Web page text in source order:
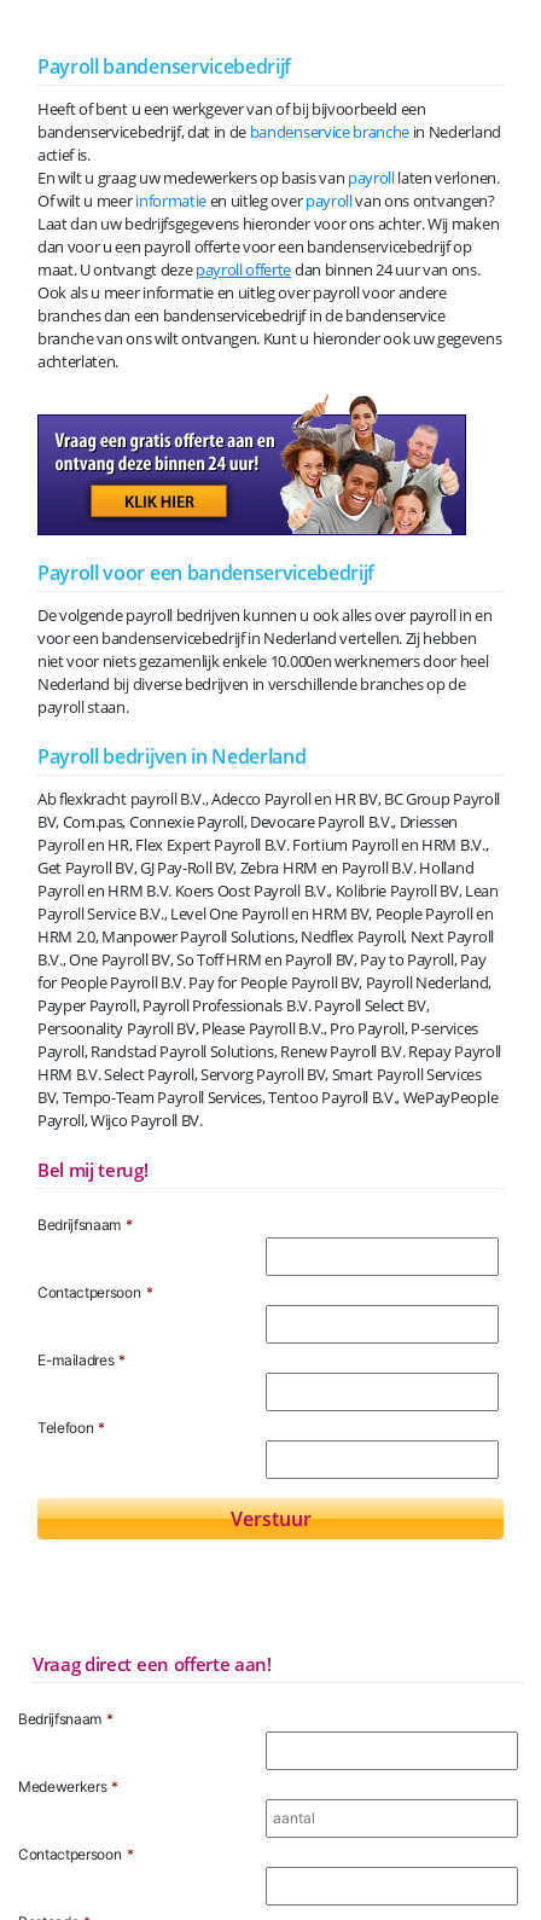
Payroll bandenservicebedrijf
Heeft of bent u een werkgever van of bij bijvoorbeeld een
bandenservicebedrijf, dat in de bandenservice branche in Nederland
actief is.
En wilt u graag uw medewerkers op basis van payrolllaten verlonen.
Of wilt u meerinformatieen uitleg overpayrollvan ons ontvangen?
Laat dan uw bedrijfsgegevens hieronder voor ons achter. Wij maken
dan voor u een payroll offerte voor een bandenservicebedrijf op
maat. U ontvangt dezepayroll offertedan binnen 24 uur van ons.
Ook als u meer informatie en uitleg over payroll voor andere
branches dan een bandenservicebedrijf in de bandenservice
branche van ons wilt ontvangen. Kunt u hieronder ook uw gegevens
achterlaten.
Payroll voor een bandenservicebedrijf
De volgende payroll bedrijven kunnen u ook alles over payroll in en
voor een bandenservicebedrijf in Nederland vertellen. Zij hebben
niet voor niets gezamenlijk enkele 10.000en werknemers door heel
Nederland bij diverse bedrijven in verschillende branches op de
payroll staan.
Payroll bedrijven in Nederland
Ab flexkracht payroll B.V., Adecco Payroll en HR BV, BC Group Payroll
BV, Com.pas, Connexie Payroll, Devocare Payroll B.V., Driessen
Payroll en HR, Flex Expert Payroll B.V. Fortium Payroll en HRM B.V.,
Get Payroll BV, GJ Pay-Roll BV, Zebra HRM en Payroll B.V. Holland
Payroll en HRM B.V. Koers Oost Payroll B.V., Kolibrie Payroll BV, Lean
Payroll Service B.V., Level One Payroll en HRM BV, People Payroll en
HRM 2.0, Manpower Payroll Solutions, Nedflex Payroll, Next Payroll
B.V., One Payroll BV, So Toff HRM en Payroll BV, Pay to Payroll, Pay
for People Payroll B.V. Pay for People Payroll BV, Payroll Nederland,
Payper Payroll, Payroll Professionals B.V. Payroll Select BV,
Persoonality Payroll BV, Please Payroll B.V., Pro Payroll, P-services
Payroll, Randstad Payroll Solutions, Renew Payroll B.V. Repay Payroll
HRM B.V. Select Payroll, Servorg Payroll BV, Smart Payroll Services
BV, Tempo-Team Payroll Services, Tentoo Payroll B.V., WePayPeople
Payroll, Wijco Payroll BV.
Bel mij terug!
Bedrijfsnaam *
Contactpersoon *
E-mailadres *
Telefoon *
Vraag direct een offerte aan!
Bedrijfsnaam *
Medewerkers *
Contactpersoon *